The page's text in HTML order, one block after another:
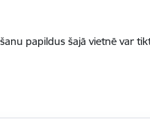
papildus šajā vietnē var